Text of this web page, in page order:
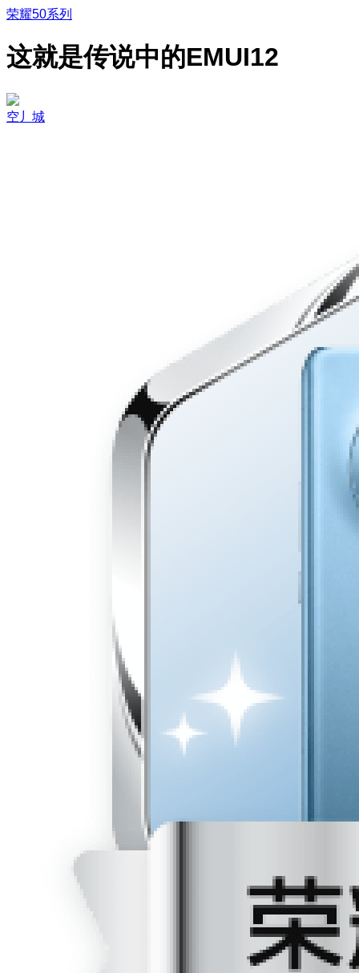
荣耀50系列
这就是传说中的EMUI12
空丿城